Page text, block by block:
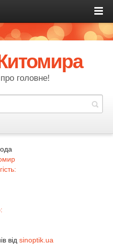
головне!
від sinoptik.ua